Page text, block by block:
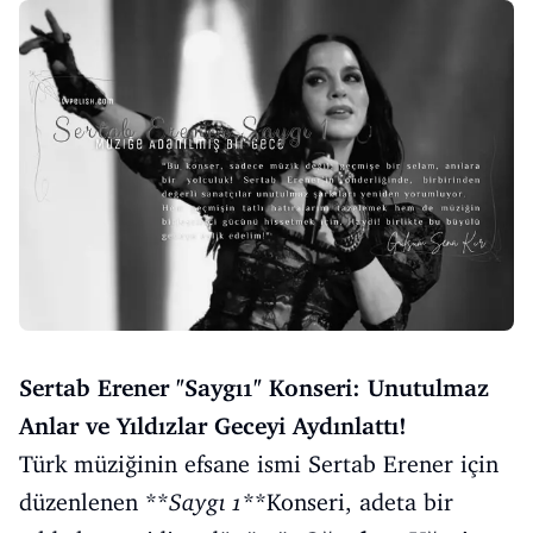
Sertab Erener "Saygı1" Konseri: Unutulmaz
Anlar ve Yıldızlar Geceyi Aydınlattı!
Türk müziğinin efsane ismi Sertab Erener için
düzenlenen **Saygı 1**Konseri, adeta bir